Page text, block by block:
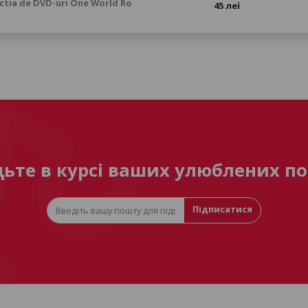
de DVD-uri One World Ro 45 леї
в курсі ваших улюблених
Підписатися